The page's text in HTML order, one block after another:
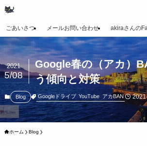
ごあいさつ メールお問い合わせ akiraさんの
Google春の（アカ）
う傾向と対策
2021
5/08
Blog Googleドライブ YouTube アカBAN
ホーム Blog